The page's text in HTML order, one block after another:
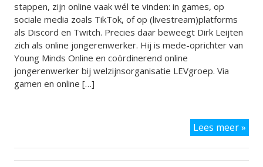
stappen, zijn online vaak wél te vinden: in games, op
sociale media zoals TikTok, of op (livestream)platforms
als Discord en Twitch. Precies daar beweegt Dirk Leijten
zich als online jongerenwerker. Hij is mede-oprichter van
Young Minds Online en coördinerend online
jongerenwerker bij welzijnsorganisatie LEVgroep. Via
gamen en online […]
Lees meer »In
met